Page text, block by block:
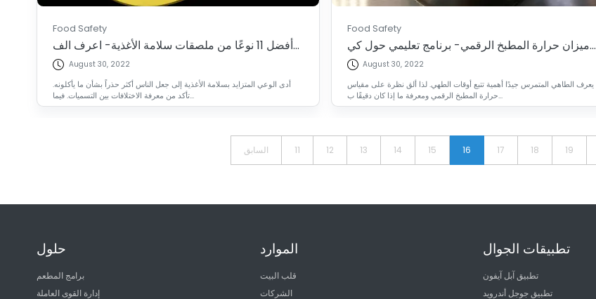
Food Safety
أفضل 11 نوعًا من ملصقات سلامة الأغذية- اعرف الف...
August 30, 2022
أدى الوعي المتزايد بسلامة الأغذية إلى جعل الناس أكثر حذراً بشأن ما يأكلونه.
تأكد من معرفة الاختلافات بين التسميات. فيما...
Food Safety
ميزان حرارة المطبخ الرقمي- برنامج تعليمي حول كي...
August 30, 2022
يعرف الطاهي المتمرس جيدًا أهمية تتبع أوقات الطهي. لذا ألق نظرة على مقياس
حرارة المطبخ الرقمي ومعرفة ما إذا كان دقيقًا ب...
السابق 11 12 13 14 15 16 17 18 19
حلول
برامج المطعم
إدارة القوى العاملة
الموارد
قلب البيت
الشركات
تطبيقات الجوال
تطبيق آبل آيفون
تطبيق جوجل أندرويد